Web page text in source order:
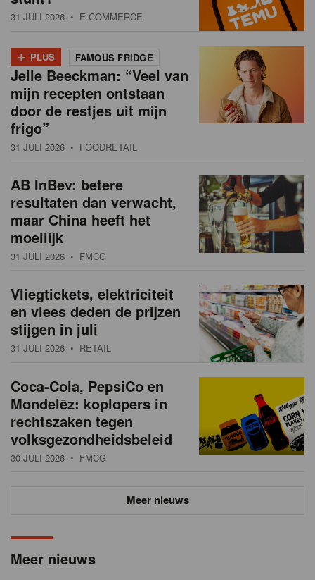
Meer nieuws
31 JULI 2026 • E-COMMERCE
+ PLUS FAMOUS FRIDGE
Jelle Beeckman: “Veel van
mijn recepten ontstaan
door de restjes uit mijn
frigo”
31 JULI 2026 • FOODRETAIL
AB InBev: betere
resultaten dan verwacht,
maar China heeft het
moeilijk
31 JULI 2026 • FMCG
Vliegtickets, elektriciteit
en vlees deden de prijzen
stijgen in juli
31 JULI 2026 • RETAIL
Coca-Cola, PepsiCo en
Mondelēz: koplopers in
rechtszaken tegen
volksgezondheidsbeleid
30 JULI 2026 • FMCG
Meer nieuws